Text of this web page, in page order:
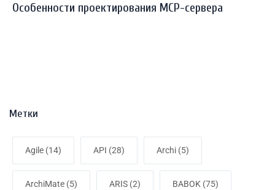
Особенности проектирования MCP-сервера
Метки
Agile (14) API (28) Archi (5)
ArchiMate (5) ARIS (2) BABOK (75)